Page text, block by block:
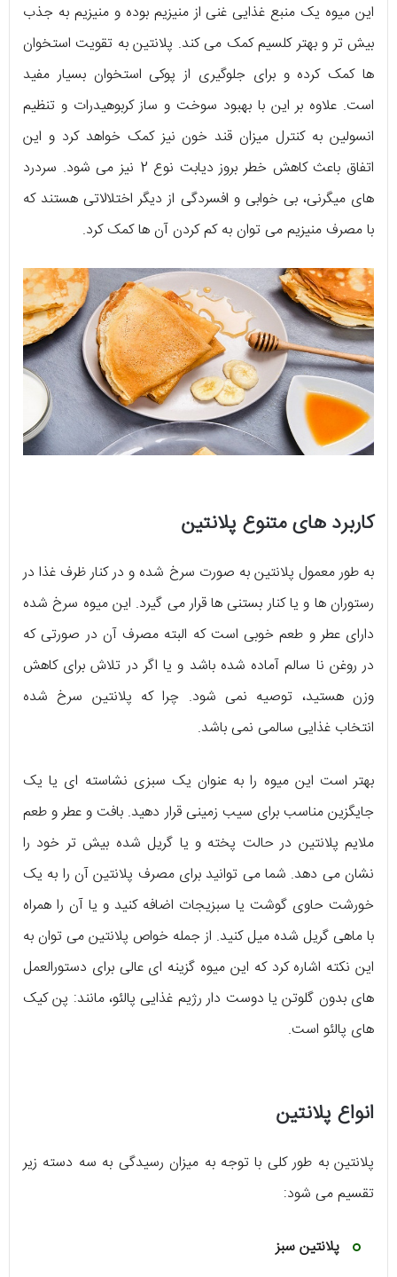
این میوه یک منبع غذایی غنی از منیزیم بوده و منیزیم به جذب
بیش تر و بهتر کلسیم کمک می کند. پلانتین به تقویت استخوان
ها کمک کرده و برای جلوگیری از پوکی استخوان بسیار مفید
است. علاوه بر این با بهبود سوخت‌ و ساز کربوهیدرات و تنظیم
انسولین به کنترل میزان قند خون نیز کمک خواهد کرد و این
اتفاق باعث کاهش خطر بروز دیابت نوع 2 نیز می شود. سردرد
های میگرنی، بی خوابی و افسردگی از دیگر اختلالاتی هستند که
با مصرف منیزیم می توان به کم کردن آن ها کمک کرد.
کاربرد های متنوع پلانتین
به طور معمول پلانتین به صورت سرخ شده و در کنار ظرف غذا در
رستوران ها و یا کنار بستنی ها قرار می گیرد. این میوه سرخ شده
دارای عطر و طعم خوبی است که البته مصرف آن در صورتی که
در روغن نا سالم آماده شده باشد و یا اگر در تلاش برای کاهش
وزن هستید، توصیه نمی شود. چرا که پلانتین سرخ شده
انتخاب غذایی سالمی نمی باشد.
بهتر است این میوه را به عنوان یک سبزی نشاسته ای یا یک
جایگزین مناسب برای سیب زمینی قرار دهید. بافت و عطر و طعم
ملایم پلانتین در حالت پخته و یا گریل شده بیش تر خود را
نشان می دهد. شما می توانید برای مصرف پلانتین آن را به یک
خورشت حاوی گوشت یا سبزیجات اضافه کنید و یا آن را همراه
با ماهی گریل شده میل کنید. از جمله خواص پلانتین می توان به
این نکته اشاره کرد که این میوه گزینه ای عالی برای دستورالعمل
های بدون گلوتن یا دوست دار رژیم غذایی پالئو، مانند: پن کیک
های پالئو است.
انواع پلانتین
پلانتین به طور کلی با توجه به میزان رسیدگی به سه دسته زیر
تقسیم می شود:
پلانتین سبز